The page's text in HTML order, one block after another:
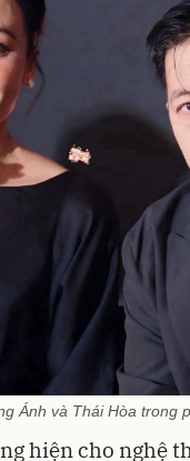
Ánh và Thái Hòa trong
hiện cho nghệ